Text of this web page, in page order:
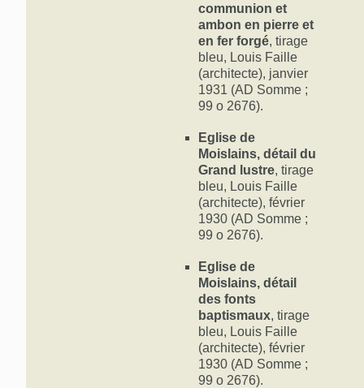
communion et
ambon en pierre et
en fer forgé, tirage
bleu, Louis Faille
(architecte), janvier
1931 (AD Somme ;
99 o 2676).
Eglise de
Moislains, détail du
Grand lustre, tirage
bleu, Louis Faille
(architecte), février
1930 (AD Somme ;
99 o 2676).
Eglise de
Moislains, détail
des fonts
baptismaux, tirage
bleu, Louis Faille
(architecte), février
1930 (AD Somme ;
99 o 2676).